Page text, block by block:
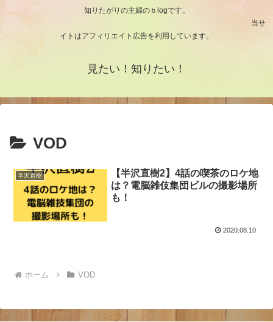
知りたがりの主婦のｂlogです。
当サ
イトはアフィリエイト広告を利用しています。
見たい！知りたい！
VOD
半沢直樹
【半沢直樹2】4話の喫茶のロケ地
は？電脳雑伎集団ビルの撮影場所
も！
2020.08.10
ホーム VOD